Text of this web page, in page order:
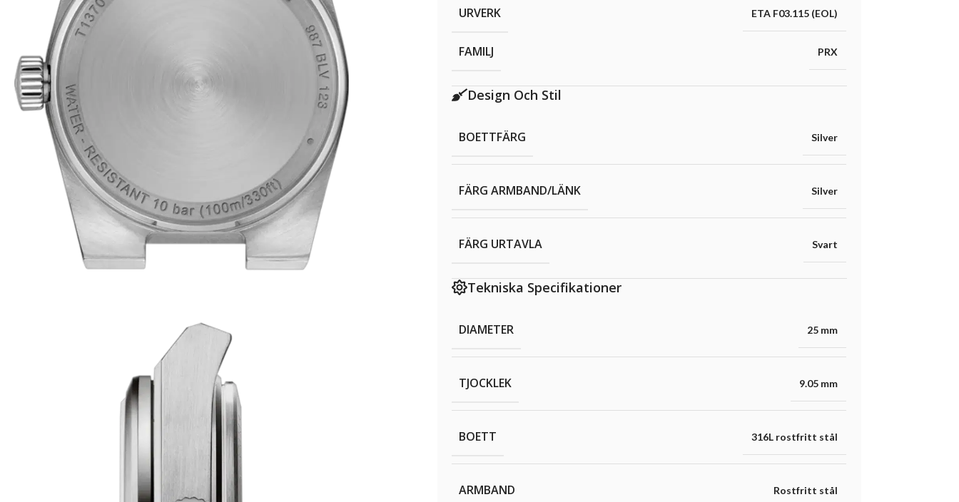
URVERK ETA F03.115 (EOL)
FAMILJ PRX
Design Och Stil
BOETTFÄRG Silver
FÄRG ARMBAND/LÄNK Silver
FÄRG URTAVLA Svart
Tekniska Specifikationer
DIAMETER 25 mm
TJOCKLEK 9.05 mm
BOETT 316L rostfritt stål
ARMBAND Rostfritt stål